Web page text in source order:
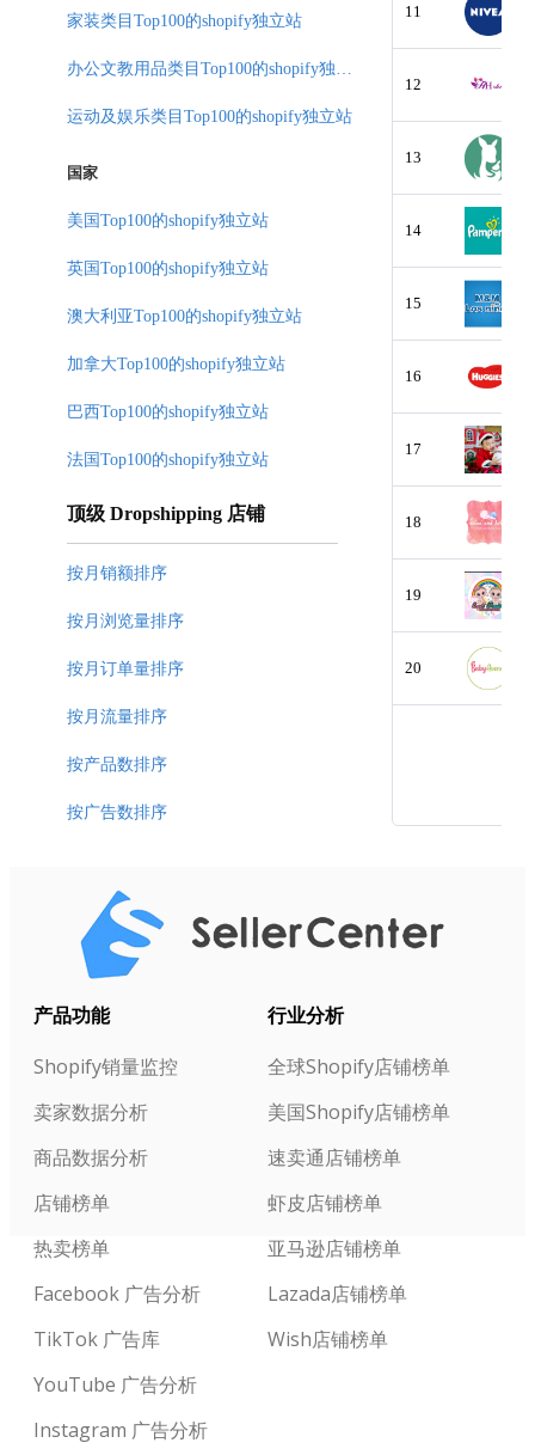
11
12
13
14
15
16
17
18
19
20
家装类目Top100的shopify独立站
运动及娱乐类目Top100的shopify独立站
国家
美国Top100的shopify独立站
英国Top100的shopify独立站
澳大利亚Top100的shopify独立站
加拿大Top100的shopify独立站
巴西Top100的shopify独立站
法国Top100的shopify独立站
顶级 Dropshipping 店铺
按月销额排序
按月浏览量排序
按月订单量排序
按月流量排序
按产品数排序
按广告数排序
产品功能
Shopify销量监控
卖家数据分析
商品数据分析
店铺榜单
热卖榜单
Facebook 广告分析
TikTok 广告库
YouTube 广告分析
Instagram 广告分析
行业分析
全球Shopify店铺榜单
美国Shopify店铺榜单
速卖通店铺榜单
虾皮店铺榜单
亚马逊店铺榜单
Lazada店铺榜单
Wish店铺榜单